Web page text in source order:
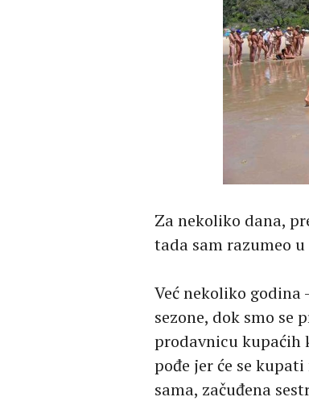
Za nekoliko dana,
tada sam razumeo
Već nekoliko godina
sezone, dok smo se
prodavnicu kupaćih
pođe jer će se
sama, začuđena